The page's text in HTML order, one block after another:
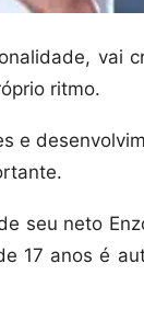
vai
ritmo.
e
seu neto
17 anos é